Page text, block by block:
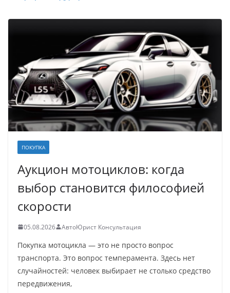
ПОКУПКА
Аукцион мотоциклов: когда
выбор становится философией
скорости
05.08.2026 АвтоЮрист Консультация
Покупка мотоцикла — это не просто вопрос
транспорта. Это вопрос темперамента. Здесь нет
случайностей: человек выбирает не столько средство
передвижения,